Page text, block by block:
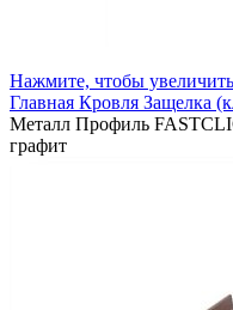
Нажмите, чтобы увеличить
Главная Кровля Защелка
Металл Профиль
графит